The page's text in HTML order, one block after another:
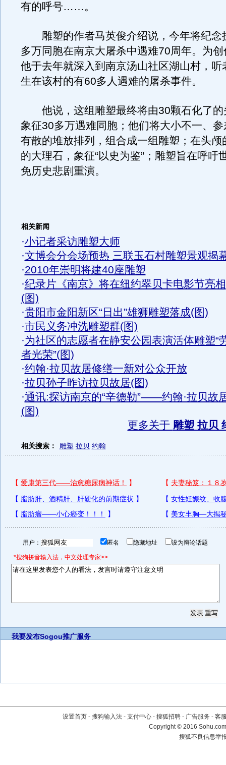
有的呼号……。
雕塑的作者马英俊介绍说，今年将纪念
多万同胞在南京大屠杀中遇难70周年。为
他于去年就深入到南京汤山社区湖山村，听
生在该村的有60多人遇难的屠杀事件。
他说，这组雕塑最终将由30颗石化了的
象征30多万遇难同胞；他们将大小不一、
有散的堆放排列，组合成一组雕塑；在头颅
的大理石，象征“以史为鉴”；雕塑旨在呼吁
免历史悲剧重演。
相关新闻
·小记者采访雕塑大师
·文博会分会场预热 三联玉石村雕塑景观揭
·2010年崇明将建40座雕塑
·纪录片《南京》将在纽约翠贝卡电影节亮相
(图)
·贵阳市金阳新区“日出”雄狮雕塑落成(图)
·市民义务冲洗雕塑群(图)
·为社区的志愿者在静安公园表演活体雕塑“
者光荣”(图)
·约翰·拉贝故居修缮一新对公众开放
·拉贝孙子昨访拉贝故居(图)
·通讯:探访南京的“辛德勒”——约翰·拉贝故
(图)
更多关于 雕塑 拉贝
相关搜索： 雕塑 拉贝 约翰
用户： 匿名 隐藏地址 设为辩论话题
*搜狗拼音输入法，中文处理专家>>
我要发布Sogou推广服务
设置首页 - 搜狗输入法 - 支付中心 - 搜狐招聘 - 广告服务 - 客
Copyright©2016
搜狐不良信息举